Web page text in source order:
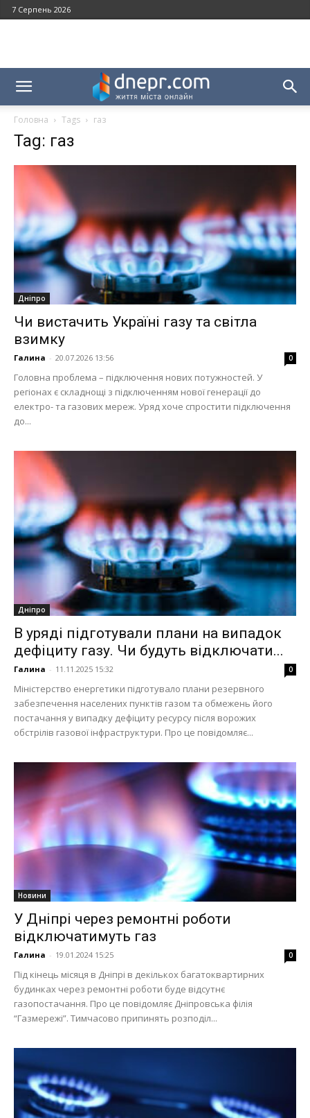
7 Серпень 2026
Головна Tags газ
Tag: газ
Дніпро
Чи вистачить Україні газу та світла
взимку
Галина - 20.07.2026 13:56 0
Головна проблема – підключення нових потужностей. У
регіонах є складнощі з підключенням нової генерації до
електро- та газових мереж. Уряд хоче спростити підключення
до...
Дніпро
В уряді підготували плани на випадок
дефіциту газу. Чи будуть відключати...
Галина - 11.11.2025 15:32 0
Міністерство енергетики підготувало плани резервного
забезпечення населених пунктів газом та обмежень його
постачання у випадку дефіциту ресурсу після ворожих
обстрілів газової інфраструктури. Про це повідомляє...
Новини
У Дніпрі через ремонтні роботи
відключатимуть газ
Галина - 19.01.2024 15:25 0
Під кінець місяця в Дніпрі в декількох багатоквартирних
будинках через ремонтні роботи буде відсутнє
газопостачання. Про це повідомляє Дніпровська філія
“Газмережі”. Тимчасово припинять розподіл...